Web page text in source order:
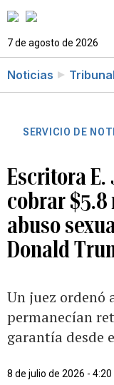
7 de agosto de 2026
Noticias
SERVICIO DE
Escritora
cobrar $5.8
abuso
Donald
Un juez ordenó
permanecían
garantía desde
8 de julio de 2026 - 4:20